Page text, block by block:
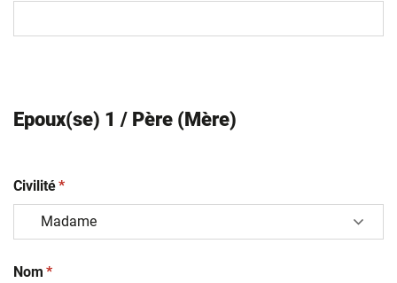
Epoux(se) 1 / Père (Mère)
Civilité(obligatoire)
*
Nom (obligatoire)
*